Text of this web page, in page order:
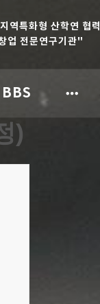
역특화형 산학연 협력
업 전문연구기관"
BBS
)